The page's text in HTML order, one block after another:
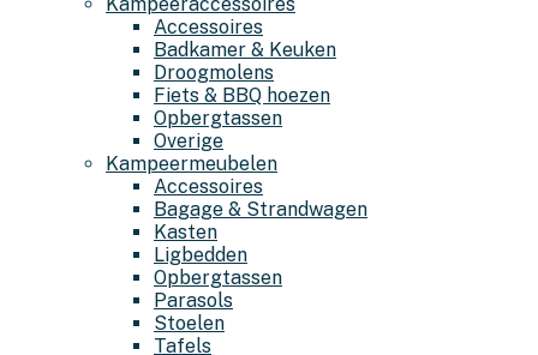
Accessoires
Badkamer & Keuken
Droogmolens
Fiets & BBQ hoezen
Opbergtassen
Overige
Kampeermeubelen
Accessoires
Bagage & Strandwagen
Kasten
Ligbedden
Opbergtassen
Parasols
Stoelen
Tafels